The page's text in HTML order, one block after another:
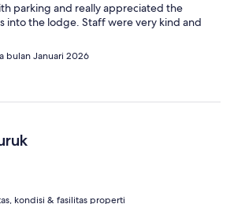
parking and really appreciated the
into the lodge. Staff were very kind and
bulan Januari 2026
kondisi & fasilitas properti